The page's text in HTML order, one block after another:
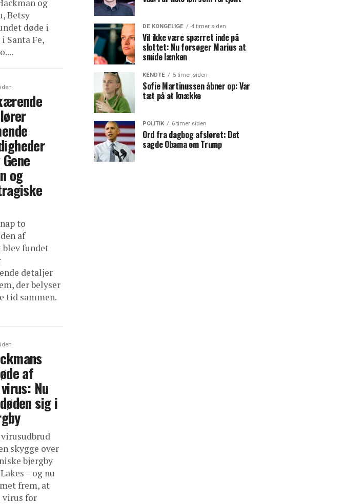
og
Betsy
døde i
Santa Fe,
og
to
af
fundet
detaljer
der belyser
tid sammen.
af
Nu
sig i
skygge over
bjergby
– og nu
frem, at
virus for
DE KONGELIGE 4 timer siden
Vil ikke være spærret inde på
slottet: Nu forsøger Marius at
smide lænken
KENDTE 5 timer siden
Sofie Martinussen åbner op: Var
tæt på at knække
POLITIK 6 timer siden
Ord fra dagbog afsløret: Det
sagde Obama om Trump